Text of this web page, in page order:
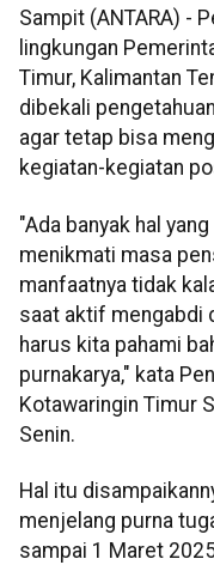
Sampit (ANTARA) -
lingkungan
Timur, Kalimantan
dibekali
agar tetap bisa
kegiatan-kegiatan
"Ada banyak hal
menikmati masa
manfaatnya tidak
saat aktif mengabdi
harus kita pahami
purnakarya," kata
Kotawaringin Timur
Senin.
Hal itu
menjelang purna
sampai 1 Maret